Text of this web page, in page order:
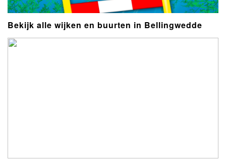
Bekijk alle wijken en buurten in Bellingwedde